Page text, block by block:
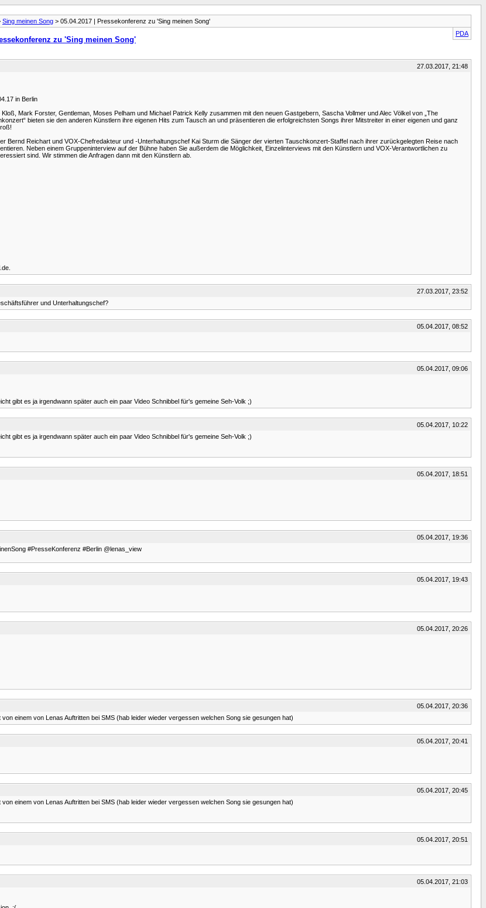
Sing meinen Song > 05.04.2017 | Pressekonferenz zu 'Sing meinen Song'
PDA
zu 'Sing meinen Song'
27.03.2017, 21:48
in Berlin
Mark Forster, Gentleman, Moses Pelham und Michael Patrick Kelly zusammen mit den neuen Gastgebern, Sascha Vollmer und Alec Völkel von „The
bieten sie den anderen Künstlern ihre eigenen Hits zum Tausch an und präsentieren die erfolgreichsten Songs ihrer Mitstreiter in einer eigenen und ganz
Bernd Reichart und VOX-Chefredakteur und -Unterhaltungschef Kai Sturm die Sänger der vierten Tauschkonzert-Staffel nach ihrer zurückgelegten Reise nach
Neben einem Gruppeninterview auf der Bühne haben Sie außerdem die Möglichkeit, Einzelinterviews mit den Künstlern und VOX-Verantwortlichen zu
sind. Wir stimmen die Anfragen dann mit den Künstlern ab.
27.03.2017, 23:52
und Unterhaltungschef?
05.04.2017, 08:52
05.04.2017, 09:06
gibt es ja irgendwann später auch ein paar Video Schnibbel für's gemeine Seh-Volk ;)
05.04.2017, 10:22
gibt es ja irgendwann später auch ein paar Video Schnibbel für's gemeine Seh-Volk ;)
05.04.2017, 18:51
05.04.2017, 19:36
#PresseKonferenz #Berlin @lenas_view
05.04.2017, 19:43
05.04.2017, 20:26
05.04.2017, 20:36
einem von Lenas Auftritten bei SMS (hab leider wieder vergessen welchen Song sie gesungen hat)
05.04.2017, 20:41
05.04.2017, 20:45
einem von Lenas Auftritten bei SMS (hab leider wieder vergessen welchen Song sie gesungen hat)
05.04.2017, 20:51
05.04.2017, 21:03